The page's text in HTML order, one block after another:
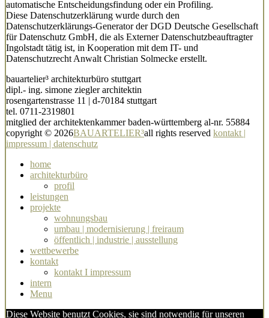
automatische Entscheidungsfindung oder ein Profiling.
Diese Datenschutzerklärung wurde durch den
Datenschutzerklärungs-Generator der DGD Deutsche Gesellschaft
für Datenschutz GmbH, die als Externer Datenschutzbeauftragter
Ingolstadt tätig ist, in Kooperation mit dem IT- und
Datenschutzrecht Anwalt Christian Solmecke erstellt.
bauartelier³ architekturbüro stuttgart
dipl.- ing. simone ziegler architektin
rosengartenstrasse 11 | d-70184 stuttgart
tel. 0711-2319801
mitglied der architektenkammer baden-württemberg al-nr. 55884
copyright © 2026BAUARTELIER³all rights reserved kontakt |
impressum | datenschutz
home
architekturbüro
profil
leistungen
projekte
wohnungsbau
umbau | modernisierung | freiraum
öffentlich | industrie | ausstellung
wettbewerbe
kontakt
kontakt I impressum
intern
Menu
Diese Website benutzt Cookies, sie sind notwendig für unseren